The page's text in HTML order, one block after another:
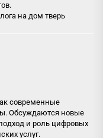
на дом тверь
современные
Обсуждаются новые
и роль цифровых
услуг.